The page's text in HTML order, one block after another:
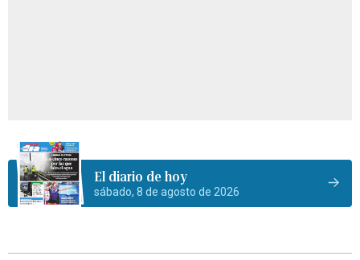
El diario de hoy
sábado, 8 de agosto de 2026